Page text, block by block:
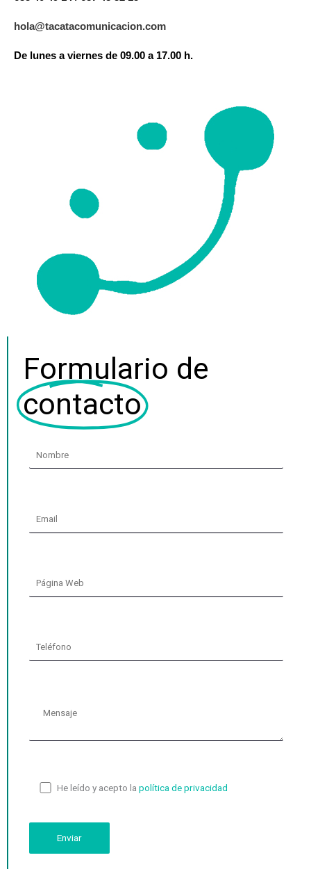
hola@tacatacomunicacion.com
De lunes a viernes de 09.00 a 17.00 h.
Formulario de
contacto
He leído y acepto lapolítica de privacidad